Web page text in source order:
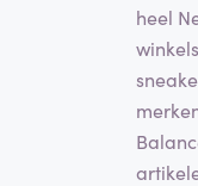
heel